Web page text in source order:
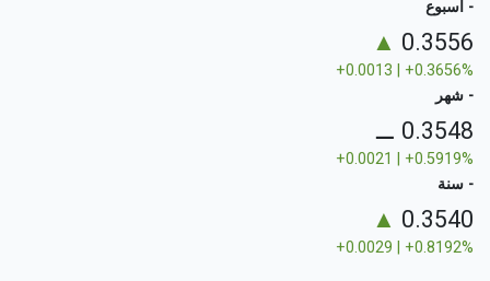
- أسبوع
0.3556
▲
+0.0013 | +0.3656%
- شهر
0.3548
⚊
+0.0021 | +0.5919%
- سنة
0.3540
▲
+0.0029 | +0.8192%